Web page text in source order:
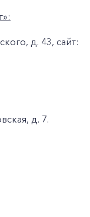
д. 43, сайт:
д. 7.